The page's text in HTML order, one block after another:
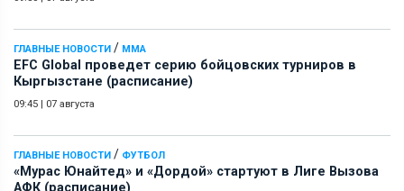
ГЛАВНЫЕ НОВОСТИ / ММА
EFC Global проведет серию бойцовских турниров в
Кыргызстане (расписание)
09:45 07 августа
ГЛАВНЫЕ НОВОСТИ / ФУТБОЛ
«Мурас Юнайтед» и «Дордой» стартуют в Лиге Вызова